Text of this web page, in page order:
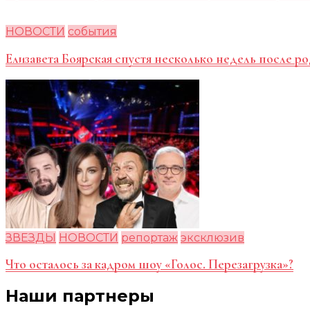
НОВОСТИ события
Елизавета Боярская спустя несколько недель после
ЗВЕЗДЫ НОВОСТИ репортаж эксклюзив
Что осталось за кадром шоу «Голос. Перезагрузка»?
Наши партнеры